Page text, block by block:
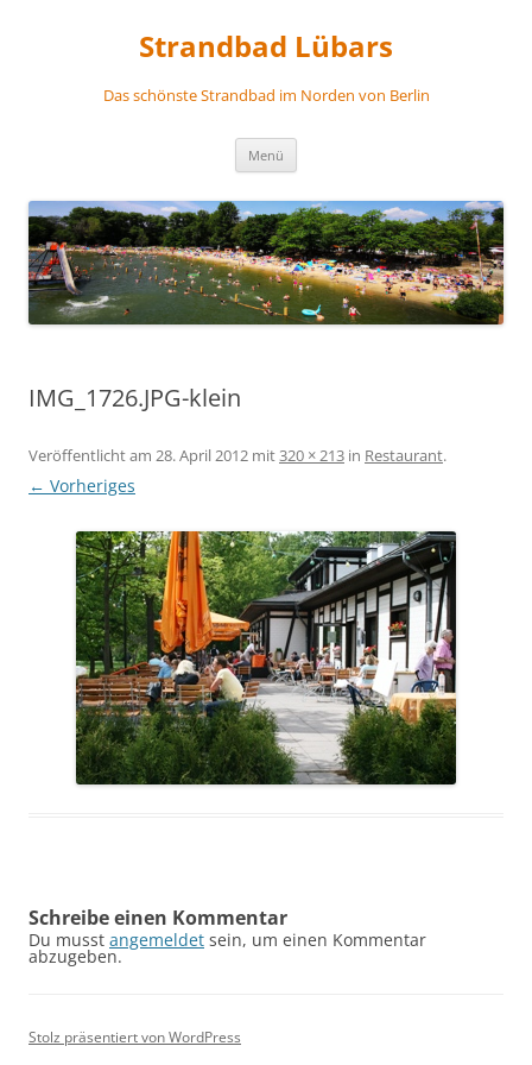
Strandbad Lübars
Das schönste Strandbad im Norden von Berlin
Menü
IMG_1726.JPG-klein
Veröffentlicht am 28. April 2012 mit320 × 213 in Restaurant.
← Vorheriges
Schreibe einen Kommentar
Du musst angemeldet sein, um einen Kommentar
abzugeben.
Stolz präsentiert von WordPress